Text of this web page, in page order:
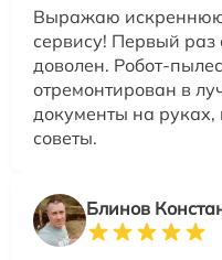
Выражаю искреннюю
сервису! Первый раз
доволен. Робот-
отремонтирован в
документы на руках,
советы.
Блинов